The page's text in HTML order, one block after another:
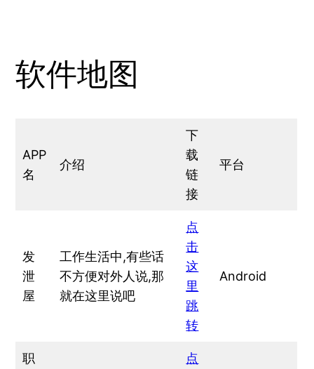
软件地图
APP
名
介绍
下
载
链
接
平台
发
泄
屋
工作生活中,有些话
不方便对外人说,那
就在这里说吧
点
击
这
里
跳
转
Android
职
点